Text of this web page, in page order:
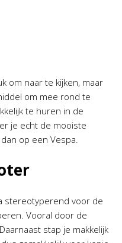
om naar te kijken, maar
om mee rond te
te huren in de
je echt de mooiste
op een Vespa.
stereotyperend voor de
Vooral door de
stap je makkelijk